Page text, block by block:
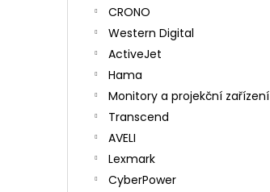
CRONO
Western Digital
ActiveJet
Hama
Monitory a projekční zařízení
Transcend
AVELI
Lexmark
CyberPower